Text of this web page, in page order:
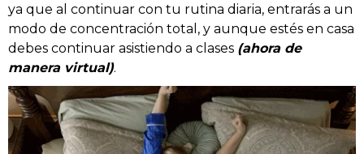
ya que al continuar con tu rutina diaria, entrarás a un
modo de concentración total, y aunque estés en casa
debes continuar asistiendo a clases (ahora de
manera virtual).